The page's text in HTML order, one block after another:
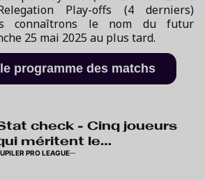
Play-offs (4 derniers)
connaîtrons le nom du futur
25 mai 2025 au plus tard.
programme des matchs
check - Cinq joueurs
méritent le
au stade
PRO LEAGUE